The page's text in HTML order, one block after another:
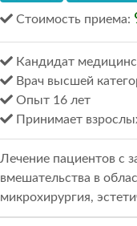
Стоимость приема:
Кандидат
Врач высшей
Опыт 16 лет
Принимает
Лечение пациентов с
вмешательства в
микрохирургия,